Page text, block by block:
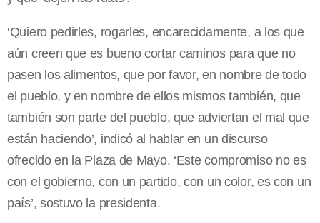
‘Quiero pedirles, rogarles, encarecidamente, a los que
aún creen que es bueno cortar caminos para que no
pasen los alimentos, que por favor, en nombre de todo
el pueblo, y en nombre de ellos mismos también, que
también son parte del pueblo, que adviertan el mal que
están haciendo’, indicó al hablar en un discurso
ofrecido en la Plaza de Mayo. ‘Este compromiso no es
con el gobierno, con un partido, con un color, es con un
país’, sostuvo la presidenta.